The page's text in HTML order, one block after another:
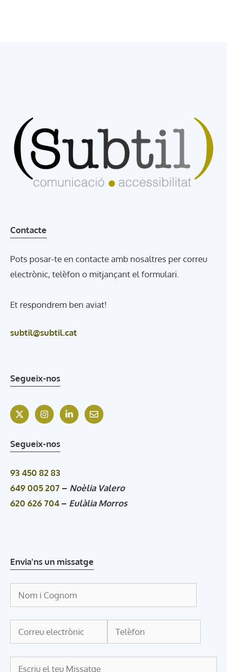
Contacte
Pots posar-te en contacte amb nosaltres per correu
electrònic, telèfon o mitjançant el formulari.
Et respondrem ben aviat!
subtil@subtil.cat
Segueix-nos
Segueix-nos
93 450 82 83
649 005 207– Noèlia Valero
620 626 704– Eulàlia Morros
Envia'ns un missatge